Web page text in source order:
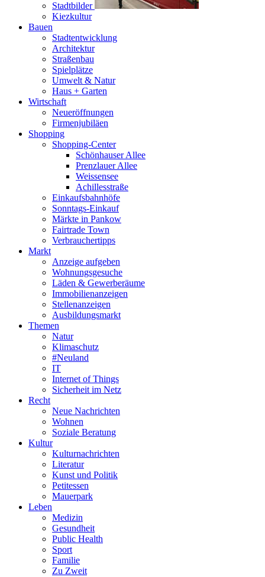
Stadtbilder
Kiezkultur
Bauen
Stadtentwicklung
Architektur
Straßenbau
Spielplätze
Umwelt & Natur
Haus + Garten
Wirtschaft
Neueröffnungen
Firmenjubiläen
Shopping
Shopping-Center
Schönhauser Allee
Prenzlauer Allee
Weissensee
Achillesstraße
Einkaufsbahnhöfe
Sonntags-Einkauf
Märkte in Pankow
Fairtrade Town
Verbrauchertipps
Markt
Anzeige aufgeben
Wohnungsgesuche
Läden & Gewerberäume
Immobilienanzeigen
Stellenanzeigen
Ausbildungsmarkt
Themen
Natur
Klimaschutz
#Neuland
IT
Internet of Things
Sicherheit im Netz
Recht
Neue Nachrichten
Wohnen
Soziale Beratung
Kultur
Kulturnachrichten
Literatur
Kunst und Politik
Petitessen
Mauerpark
Leben
Medizin
Gesundheit
Public Health
Sport
Familie
Zu Zweit